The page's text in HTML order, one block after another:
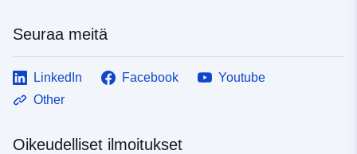
Seuraa meitä
LinkedIn Facebook
Youtube
Other
Oikeudelliset ilmoitukset